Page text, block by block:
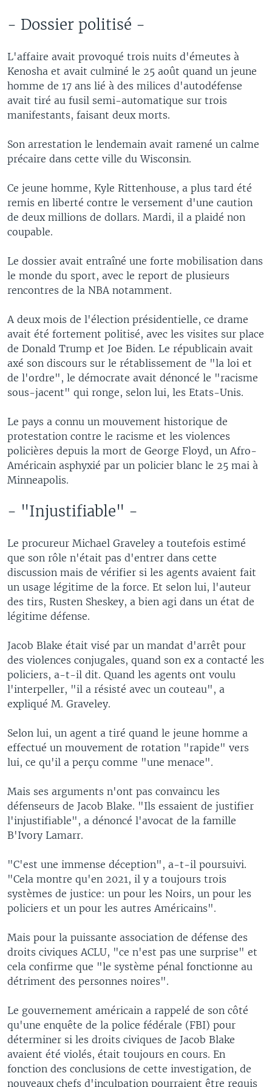
- Dossier politisé -
L'affaire avait provoqué trois nuits d'émeutes à
Kenosha et avait culminé le 25 août quand un jeune
homme de 17 ans lié à des milices d'autodéfense
avait tiré au fusil semi-automatique sur trois
manifestants, faisant deux morts.
Son arrestation le lendemain avait ramené un calme
précaire dans cette ville du Wisconsin.
Ce jeune homme, Kyle Rittenhouse, a plus tard été
remis en liberté contre le versement d'une caution
de deux millions de dollars. Mardi, il a plaidé non
coupable.
Le dossier avait entraîné une forte mobilisation dans
le monde du sport, avec le report de plusieurs
rencontres de la NBA notamment.
A deux mois de l'élection présidentielle, ce drame
avait été fortement politisé, avec les visites sur place
de Donald Trump et Joe Biden. Le républicain avait
axé son discours sur le rétablissement de "la loi et
de l'ordre", le démocrate avait dénoncé le "racisme
sous-jacent" qui ronge, selon lui, les Etats-Unis.
Le pays a connu un mouvement historique de
protestation contre le racisme et les violences
policières depuis la mort de George Floyd, un Afro-
Américain asphyxié par un policier blanc le 25 mai à
Minneapolis.
- "Injustifiable" -
Le procureur Michael Graveley a toutefois estimé
que son rôle n'était pas d'entrer dans cette
discussion mais de vérifier si les agents avaient fait
un usage légitime de la force. Et selon lui, l'auteur
des tirs, Rusten Sheskey, a bien agi dans un état de
légitime défense.
Jacob Blake était visé par un mandat d'arrêt pour
des violences conjugales, quand son ex a contacté les
policiers, a-t-il dit. Quand les agents ont voulu
l'interpeller, "il a résisté avec un couteau", a
expliqué M. Graveley.
Selon lui, un agent a tiré quand le jeune homme a
effectué un mouvement de rotation "rapide" vers
lui, ce qu'il a perçu comme "une menace".
Mais ses arguments n'ont pas convaincu les
défenseurs de Jacob Blake. "Ils essaient de justifier
l'injustifiable", a dénoncé l'avocat de la famille
B'Ivory Lamarr.
"C'est une immense déception", a-t-il poursuivi.
"Cela montre qu'en 2021, il y a toujours trois
systèmes de justice: un pour les Noirs, un pour les
policiers et un pour les autres Américains".
Mais pour la puissante association de défense des
droits civiques ACLU, "ce n'est pas une surprise" et
cela confirme que "le système pénal fonctionne au
détriment des personnes noires".
Le gouvernement américain a rappelé de son côté
qu'une enquête de la police fédérale (FBI) pour
déterminer si les droits civiques de Jacob Blake
avaient été violés, était toujours en cours. En
fonction des conclusions de cette investigation, de
nouveaux chefs d'inculpation pourraient être requis